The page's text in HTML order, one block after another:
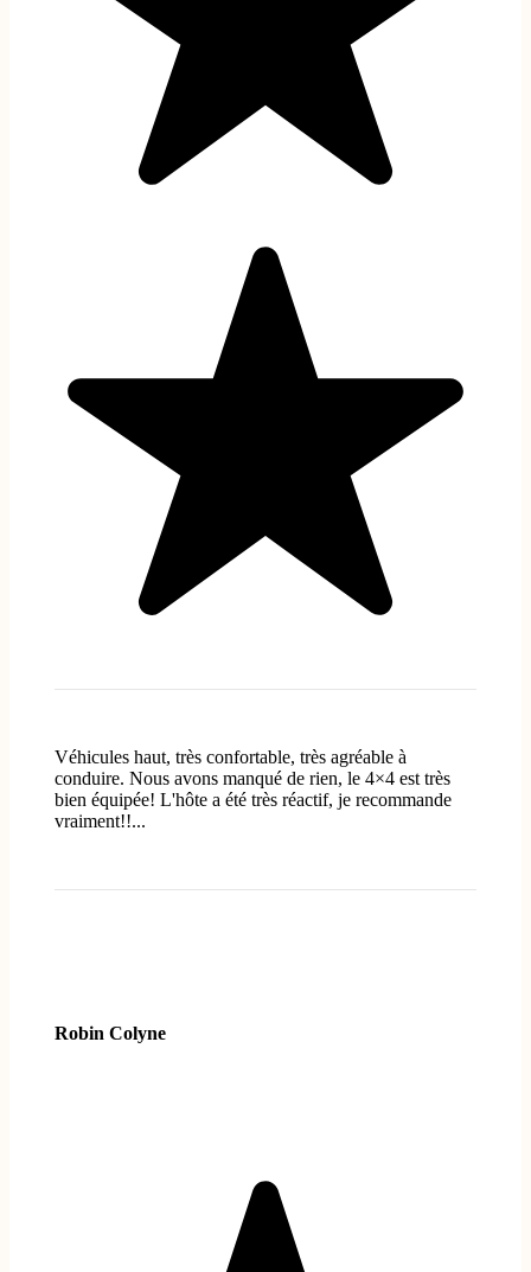
Véhicules haut, très confortable, très agréable à
conduire. Nous avons manqué de rien, le 4×4 est très
bien équipée! L'hôte a été très réactif, je recommande
vraiment!!...
Robin Colyne